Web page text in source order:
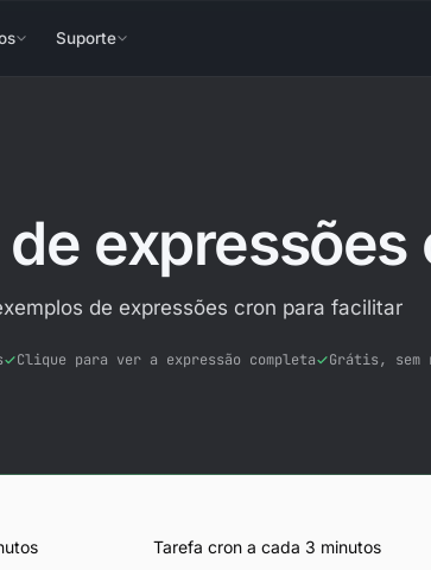
Suporte
expressões
de expressões cron para facilitar
Clique para ver a expressão completa Grátis, sem
Tarefa cron a cada 3 minutos